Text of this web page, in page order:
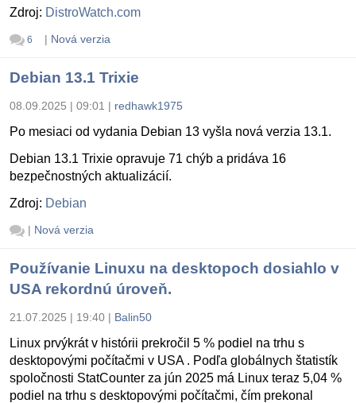
Zdroj: DistroWatch.com
6 | Nová verzia
Debian 13.1 Trixie
08.09.2025 | 09:01 | redhawk1975
Po mesiaci od vydania Debian 13 vyšla nová verzia 13.1.
Debian 13.1 Trixie opravuje 71 chýb a pridáva 16
bezpečnostných aktualizácií.
Zdroj: Debian
| Nová verzia
Používanie Linuxu na desktopoch dosiahlo v
USA rekordnú úroveň.
21.07.2025 | 19:40 | Balin50
Linux prvýkrát v histórii prekročil 5 % podiel na trhu s
desktopovými počítačmi v USA . Podľa globálnych štatistík
spoločnosti StatCounter za jún 2025 má Linux teraz 5,04 %
podiel na trhu s desktopovými počítačmi, čím prekonal